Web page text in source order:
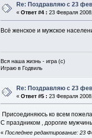
Re: Поздравляю с 23
«Ответ #4 : 23 Февраля
Всё женское и мужское
Вся наша жизнь - игра (с)
Играю в Годвиль
Re: Поздравляю с 23
«Ответ #5 : 23 Февраля
Присоединяюсь ко всем
С праздником , дорогие
« Последнее редактирование: 23